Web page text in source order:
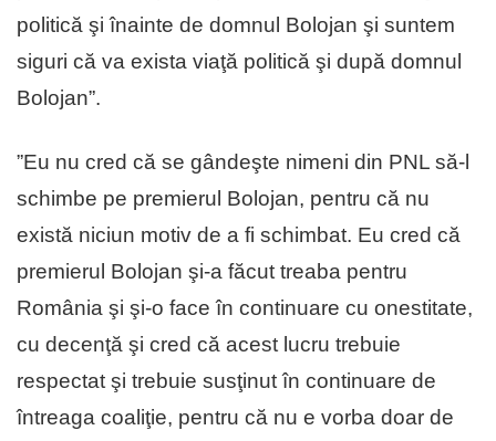
politică şi înainte de domnul Bolojan şi suntem
siguri că va exista viaţă politică şi după domnul
Bolojan”.
”Eu nu cred că se gândeşte nimeni din PNL să-l
schimbe pe premierul Bolojan, pentru că nu
există niciun motiv de a fi schimbat. Eu cred că
premierul Bolojan şi-a făcut treaba pentru
România şi şi-o face în continuare cu onestitate,
cu decenţă şi cred că acest lucru trebuie
respectat şi trebuie susţinut în continuare de
întreaga coaliţie, pentru că nu e vorba doar de